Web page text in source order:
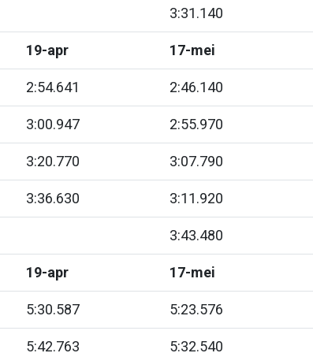
3:31.140
19-apr 17-mei
2:54.641 2:46.140
3:00.947 2:55.970
3:20.770 3:07.790
3:36.630 3:11.920
3:43.480
19-apr 17-mei
5:30.587 5:23.576
5:42.763 5:32.540